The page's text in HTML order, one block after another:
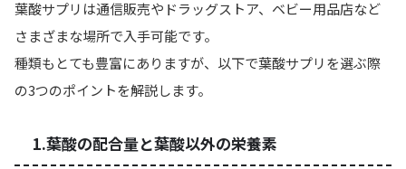
葉酸サプリは通信販売やドラッグストア、ベビー用品店など
さまざまな場所で入手可能です。
種類もとても豊富にありますが、以下で葉酸サプリを選ぶ際
の3つのポイントを解説します。
1.葉酸の配合量と葉酸以外の栄養素